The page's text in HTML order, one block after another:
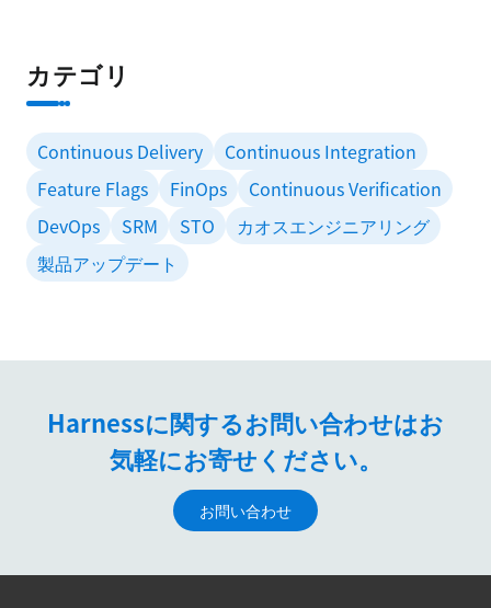
カテゴリ
Continuous Delivery
Continuous Integration
Feature Flags
FinOps
Continuous Verification
DevOps
SRM STO
カオスエンジニアリング
製品アップデート
Harnessに関するお問い合わせはお
気軽にお寄せください。
お問い合わせ